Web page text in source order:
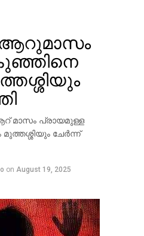
മാസം പ്രായമുള്ള
ചേര്‍ന്ന്
on August 19, 2025